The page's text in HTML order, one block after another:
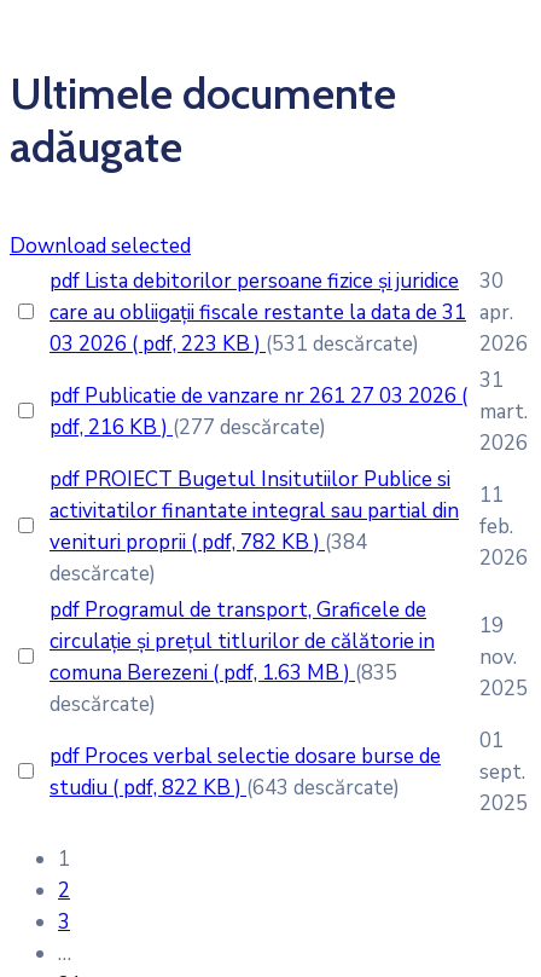
Ultimele documente
adăugate
Download selected
pdf Lista debitorilor persoane fizice și juridice
care au obliigații fiscale restante la data de 31
03 2026 ( pdf, 223 KB ) (531 descărcate)
30
apr.
2026
pdf Publicatie de vanzare nr 261 27 03 2026 (
pdf, 216 KB ) (277 descărcate)
31
mart.
2026
pdf PROIECT Bugetul Insitutiilor Publice si
activitatilor finantate integral sau partial din
venituri proprii ( pdf, 782 KB ) (384
descărcate)
11
feb.
2026
pdf Programul de transport, Graficele de
circulație și prețul titlurilor de călătorie in
comuna Berezeni ( pdf, 1.63 MB ) (835
descărcate)
19
nov.
2025
pdf Proces verbal selectie dosare burse de
studiu ( pdf, 822 KB ) (643 descărcate)
01
sept.
2025
1
2
3
…